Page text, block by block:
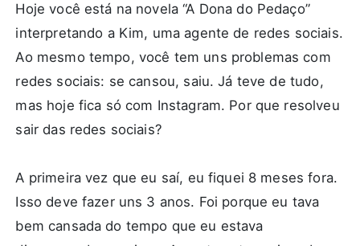
Hoje você está na novela “A Dona do Pedaço”
interpretando a Kim, uma agente de redes sociais.
Ao mesmo tempo, você tem uns problemas com
redes sociais: se cansou, saiu. Já teve de tudo,
mas hoje fica só com Instagram. Por que resolveu
sair das redes sociais?
A primeira vez que eu saí, eu fiquei 8 meses fora.
Isso deve fazer uns 3 anos. Foi porque eu tava
bem cansada do tempo que eu estava